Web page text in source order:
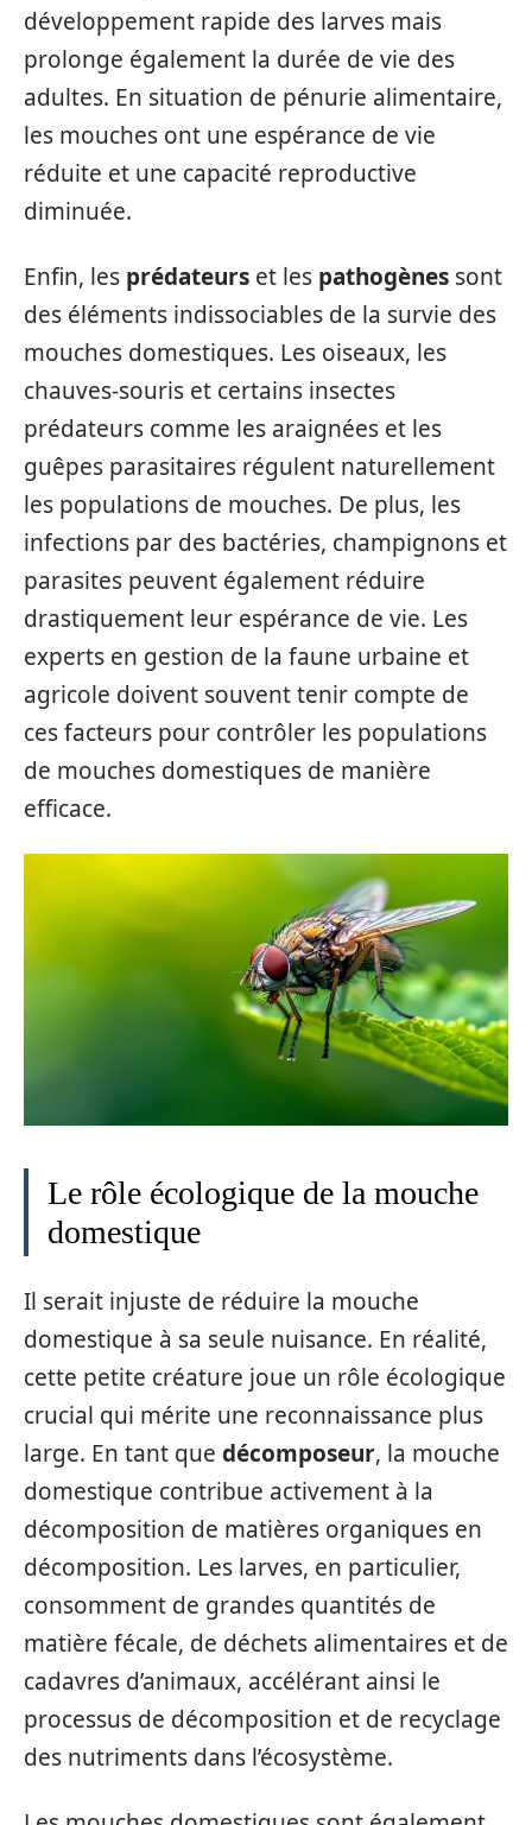
développement rapide des larves mais
prolonge également la durée de vie des
adultes. En situation de pénurie alimentaire,
les mouches ont une espérance de vie
réduite et une capacité reproductive
diminuée.
Enfin, les prédateurs et les pathogènes sont
des éléments indissociables de la survie des
mouches domestiques. Les oiseaux, les
chauves-souris et certains insectes
prédateurs comme les araignées et les
guêpes parasitaires régulent naturellement
les populations de mouches. De plus, les
infections par des bactéries, champignons et
parasites peuvent également réduire
drastiquement leur espérance de vie. Les
experts en gestion de la faune urbaine et
agricole doivent souvent tenir compte de
ces facteurs pour contrôler les populations
de mouches domestiques de manière
efficace.
Le rôle écologique de la mouche
domestique
Il serait injuste de réduire la mouche
domestique à sa seule nuisance. En réalité,
cette petite créature joue un rôle écologique
crucial qui mérite une reconnaissance plus
large. En tant que décomposeur, la mouche
domestique contribue activement à la
décomposition de matières organiques en
décomposition. Les larves, en particulier,
consomment de grandes quantités de
matière fécale, de déchets alimentaires et de
cadavres d’animaux, accélérant ainsi le
processus de décomposition et de recyclage
des nutriments dans l’écosystème.